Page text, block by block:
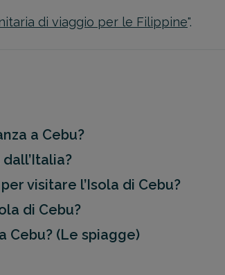
di viaggio per le Filippine".
a Cebu?
visitare l’Isola di Cebu?
di Cebu?
Cebu? (Le spiagge)